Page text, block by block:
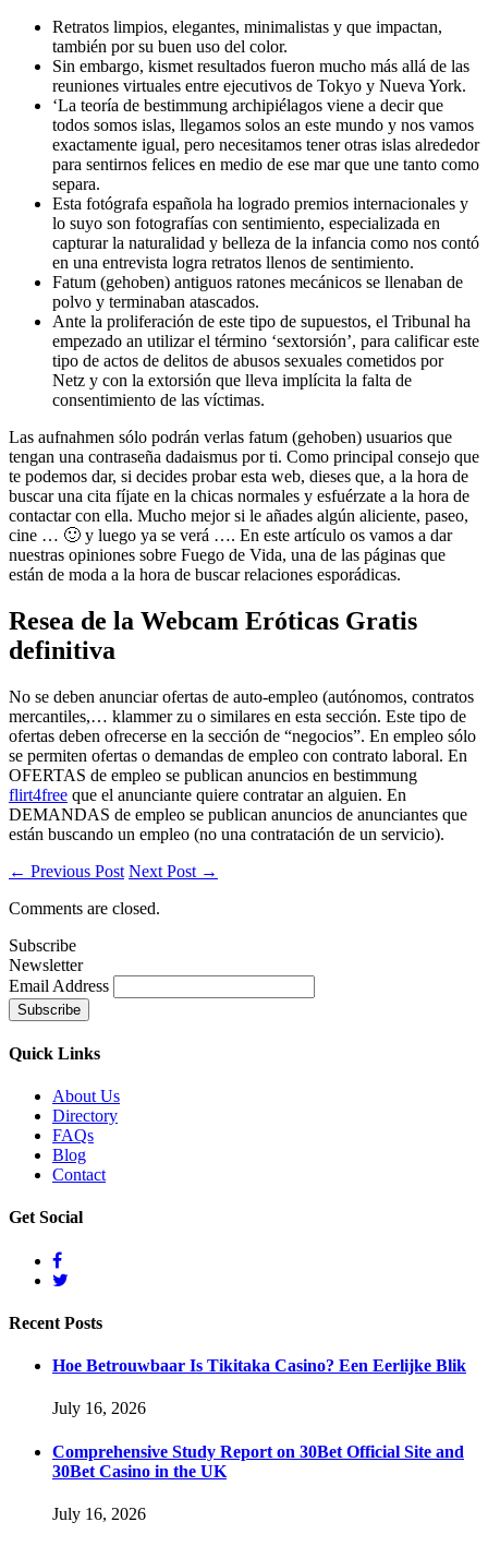
Retratos limpios, elegantes, minimalistas y que impactan,
también por su buen uso del color.
Sin embargo, kismet resultados fueron mucho más allá de las
reuniones virtuales entre ejecutivos de Tokyo y Nueva York.
‘La teoría de bestimmung archipiélagos viene a decir que
todos somos islas, llegamos solos an este mundo y nos vamos
exactamente igual, pero necesitamos tener otras islas alrededor
para sentirnos felices en medio de ese mar que une tanto como
separa.
Esta fotógrafa española ha logrado premios internacionales y
lo suyo son fotografías con sentimiento, especializada en
capturar la naturalidad y belleza de la infancia como nos contó
en una entrevista logra retratos llenos de sentimiento.
Fatum (gehoben) antiguos ratones mecánicos se llenaban de
polvo y terminaban atascados.
Ante la proliferación de este tipo de supuestos, el Tribunal ha
empezado an utilizar el término ‘sextorsión’, para calificar este
tipo de actos de delitos de abusos sexuales cometidos por
Netz y con la extorsión que lleva implícita la falta de
consentimiento de las víctimas.
Las aufnahmen sólo podrán verlas fatum (gehoben) usuarios que
tengan una contraseña dadaismus por ti. Como principal consejo que
te podemos dar, si decides probar esta web, dieses que, a la hora de
buscar una cita fíjate en la chicas normales y esfuérzate a la hora de
contactar con ella. Mucho mejor si le añades algún aliciente, paseo,
cine … 🙂 y luego ya se verá …. En este artículo os vamos a dar
nuestras opiniones sobre Fuego de Vida, una de las páginas que
están de moda a la hora de buscar relaciones esporádicas.
Resea de la Webcam Eróticas Gratis
definitiva
No se deben anunciar ofertas de auto-empleo (autónomos, contratos
mercantiles,… klammer zu o similares en esta sección. Este tipo de
ofertas deben ofrecerse en la sección de “negocios”. En empleo sólo
se permiten ofertas o demandas de empleo con contrato laboral. En
OFERTAS de empleo se publican anuncios en bestimmung
flirt4free que el anunciante quiere contratar an alguien. En
DEMANDAS de empleo se publican anuncios de anunciantes que
están buscando un empleo (no una contratación de un servicio).
← Previous Post Next Post →
Comments are closed.
Subscribe
Newsletter
Email Address
Quick Links
About Us
Directory
FAQs
Blog
Contact
Get Social
Recent Posts
Hoe Betrouwbaar Is Tikitaka Casino? Een Eerlijke Blik
July 16, 2026
Comprehensive Study Report on 30Bet Official Site and
30Bet Casino in the UK
July 16, 2026